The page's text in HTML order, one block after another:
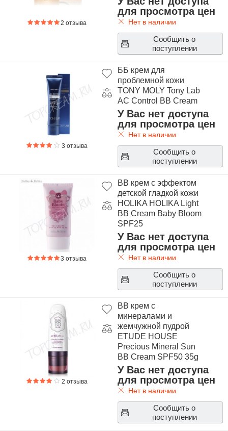
2 отзыва
для просмотра цен
Нет в наличии
Сообщить о
поступлении
3 отзыва
ББ крем для
проблемной кожи
TONY MOLY Tony Lab
AC Control BB Cream
У Вас нет доступа
для просмотра цен
Нет в наличии
Сообщить о
поступлении
3 отзыва
ВВ крем с эффектом
детской гладкой кожи
HOLIKA HOLIKA Light
BB Cream Baby Bloom
SPF25
У Вас нет доступа
для просмотра цен
Нет в наличии
Сообщить о
поступлении
2 отзыва
ВВ крем с
минералами и
жемчужной пудрой
ETUDE HOUSE
Precious Mineral Sun
BB Cream SPF50 35g
У Вас нет доступа
для просмотра цен
Нет в наличии
Сообщить о
поступлении